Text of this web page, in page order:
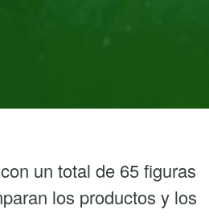
un total de 65 figuras
los productos y los